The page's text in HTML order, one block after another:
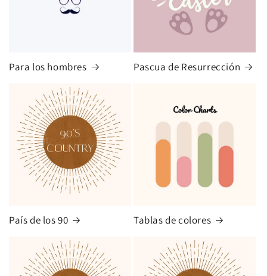
Para los hombres Pascua de Resurrección
País de los 90 Tablas de colores